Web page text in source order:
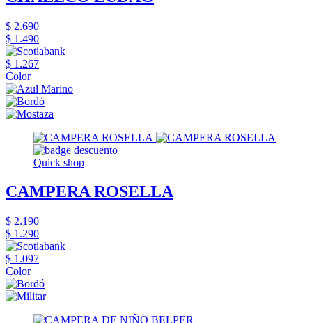
$ 2.690
$ 1.490
$ 1.267
Color
Quick shop
CAMPERA ROSELLA
$ 2.190
$ 1.290
$ 1.097
Color